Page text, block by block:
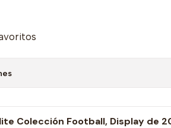
Colección Football, Display de